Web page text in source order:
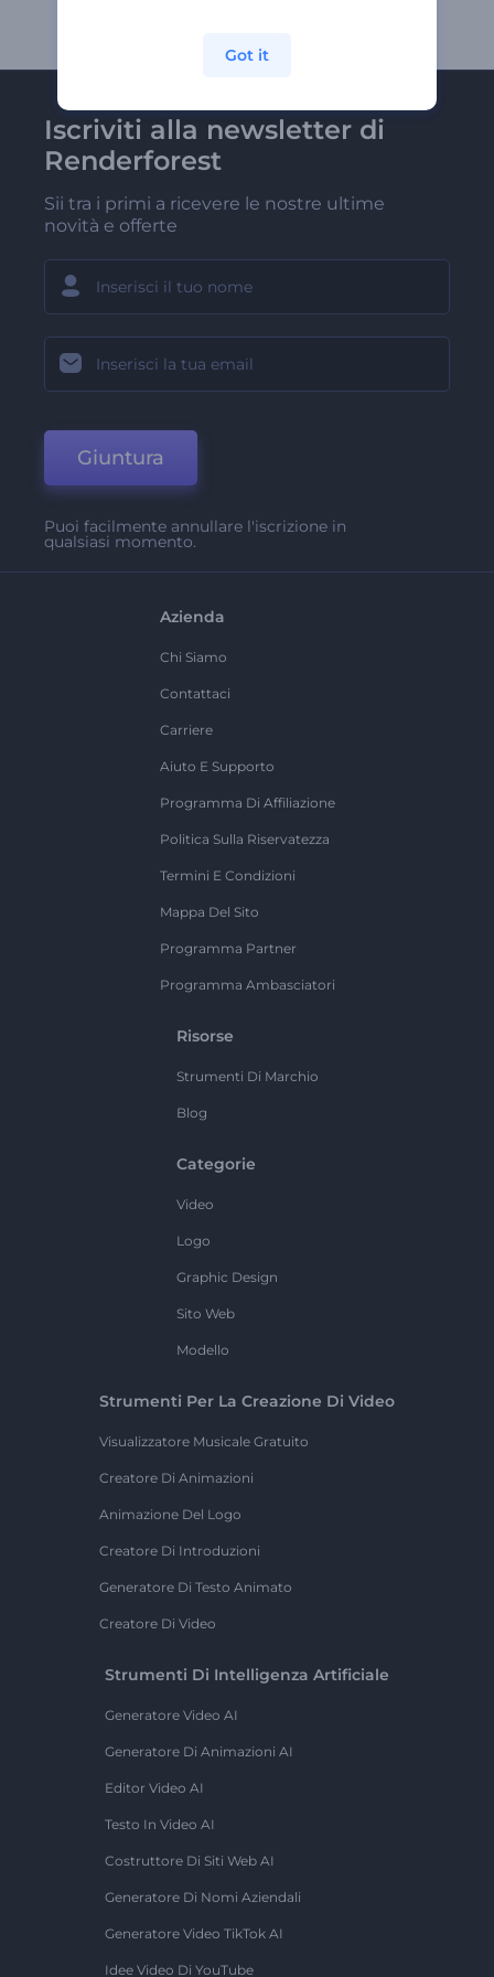
Iscriviti alla newsletter di
Renderforest
Sii tra i primi a ricevere le nostre ultime
novità e offerte
Giuntura
Puoi facilmente annullare l'iscrizione in
qualsiasi momento.
Azienda
Chi Siamo
Contattaci
Carriere
Aiuto E Supporto
Programma Di Affiliazione
Politica Sulla Riservatezza
Termini E Condizioni
Mappa Del Sito
Programma Partner
Programma Ambasciatori
Risorse
Strumenti Di Marchio
Blog
Categorie
Video
Logo
Graphic Design
Sito Web
Modello
Strumenti Per La Creazione Di Video
Visualizzatore Musicale Gratuito
Creatore Di Animazioni
Animazione Del Logo
Creatore Di Introduzioni
Generatore Di Testo Animato
Creatore Di Video
Strumenti Di Intelligenza Artificiale
Generatore Video AI
Generatore Di Animazioni AI
Editor Video AI
Testo In Video AI
Costruttore Di Siti Web AI
Generatore Di Nomi Aziendali
Generatore Video TikTok AI
Idee Video Di YouTube
Got it